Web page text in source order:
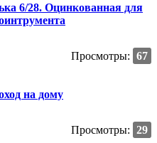
6/28. Оцинкованная для
Просмотры: 67
на дому
Просмотры: 29